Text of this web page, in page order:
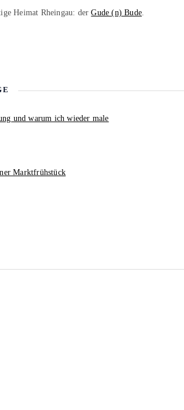
Heimat Rheingau: derGude (n) Bude